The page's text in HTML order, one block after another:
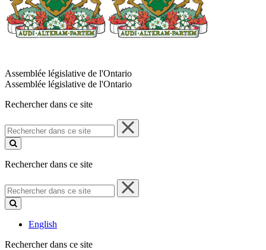
Assemblée législative de l'Ontario
Assemblée législative de l'Ontario
Rechercher dans ce site
Rechercher
dans
ce
Rechercher dans ce site
Rechercher
dans
ce
English
Rechercher dans ce site